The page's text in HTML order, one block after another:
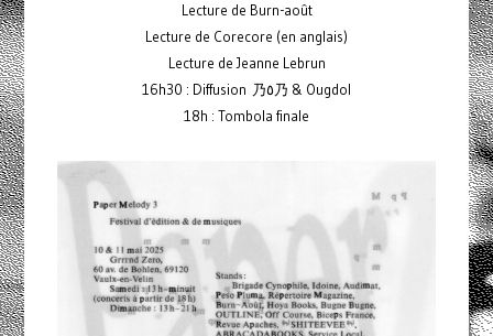
Lecture de Burn-août
Lecture de Corecore (en anglais)
Lecture de Jeanne Lebrun
16h30 : Diffusion 乃٥乃 & Ougdol
18h : Tombola finale